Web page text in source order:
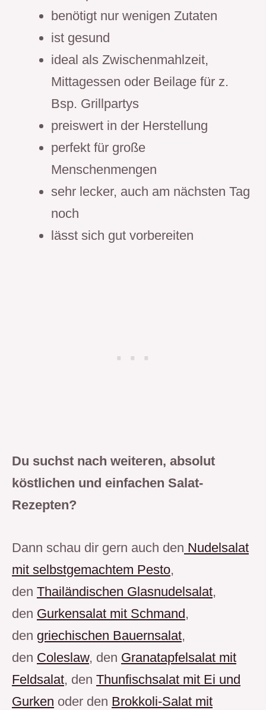
benötigt nur wenigen Zutaten
ist gesund
ideal als Zwischenmahlzeit,
Mittagessen oder Beilage für z.
Bsp. Grillpartys
preiswert in der Herstellung
perfekt für große
Menschenmengen
sehr lecker, auch am nächsten Tag
noch
lässt sich gut vorbereiten
Du suchst nach weiteren, absolut
köstlichen und einfachen Salat-
Rezepten?
Dann schau dir gern auch den Nudelsalat
mit selbstgemachtem Pesto,
den Thailändischen Glasnudelsalat,
den Gurkensalat mit Schmand ,
den griechischen Bauernsalat,
den Coleslaw, den Granatapfelsalat mit
Feldsalat, den Thunfischsalat mit Ei und
Gurken oder den Brokkoli-Salat mit